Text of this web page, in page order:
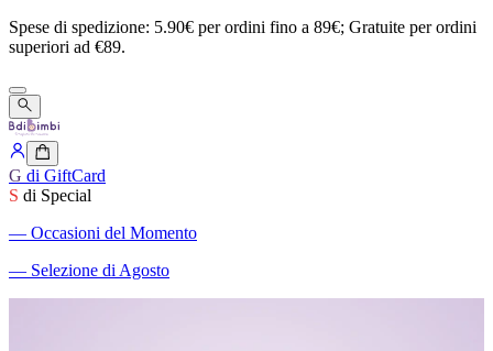
Spese di spedizione: 5.90€ perordini fino a 89€; Gratuite perordini
superiori ad €89.
G di GiftCard
S di Special
― Occasioni del Momento
― Selezione di Agosto